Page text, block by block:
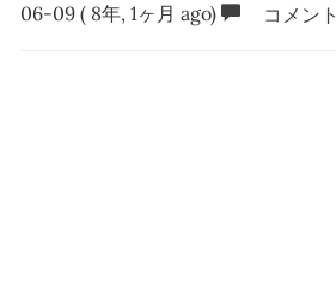
06-09 ( 8年, 1ヶ月 ago) コメント